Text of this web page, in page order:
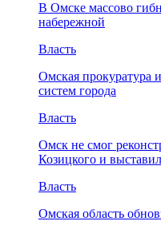
В Омске массово
набережной
Власть
Омская прокуратура
систем города
Власть
Омск не смог
Козицкого и
Власть
Омская область